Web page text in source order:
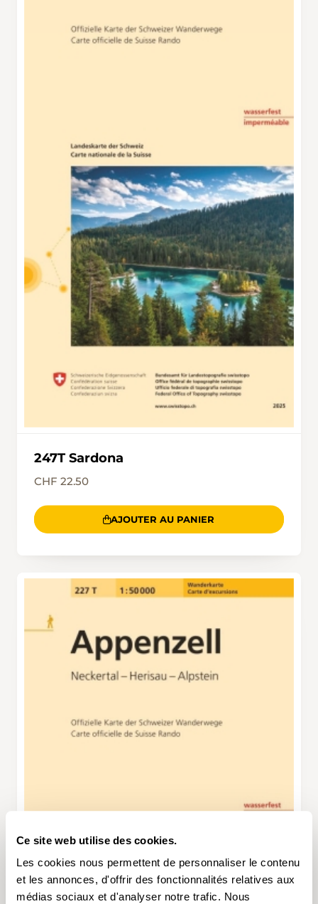
Ce site web utilise des cookies.
Les cookies nous permettent de personnaliser le contenu
et les annonces, d'offrir des fonctionnalités relatives aux
médias sociaux et d'analyser notre trafic. Nous
247T Sardona
CHF 22.50
AJOUTER AU PANIER